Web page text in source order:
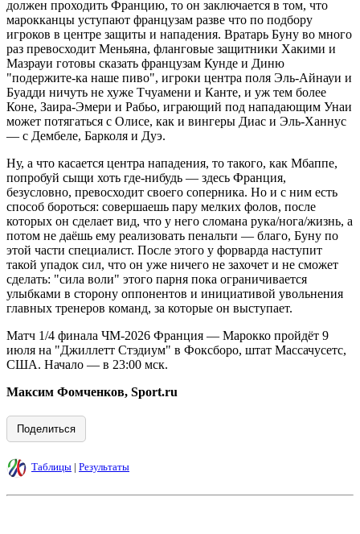
должен проходить Францию, то он заключается в том, что
марокканцы уступают французам разве что по подбору
игроков в центре защиты и нападения. Вратарь Буну во много
раз превосходит Меньяна, фланговые защитники Хакими и
Мазрауи готовы сказать французам Кунде и Диню
"подержите-ка наше пиво", игроки центра поля Эль-Айнауи и
Буадди ничуть не хуже Тчуамени и Канте, и уж тем более
Коне, Заира-Эмери и Рабьо, играющий под нападающим Унаи
может потягаться с Олисе, как и вингеры Диас и Эль-Ханнус
— с Дембеле, Барколя и Дуэ.
Ну, а что касается центра нападения, то такого, как Мбаппе,
попробуй сыщи хоть где-нибудь — здесь Франция,
безусловно, превосходит своего соперника. Но и с ним есть
способ бороться: совершаешь пару мелких фолов, после
которых он сделает вид, что у него сломана рука/нога/жизнь, а
потом не даёшь ему реализовать пенальти — благо, Буну по
этой части специалист. После этого у форварда наступит
такой упадок сил, что он уже ничего не захочет и не сможет
сделать: "сила воли" этого парня пока ограничивается
улыбками в сторону оппонентов и инициативой увольнения
главных тренеров команд, за которые он выступает.
Матч 1/4 финала ЧМ-2026 Франция — Марокко пройдёт 9
июля на "Джиллетт Стэдиум" в Фоксборо, штат Массачусетс,
США. Начало — в 23:00 мск.
Максим Фомченков, Sport.ru
Поделиться
Таблицы | Результаты